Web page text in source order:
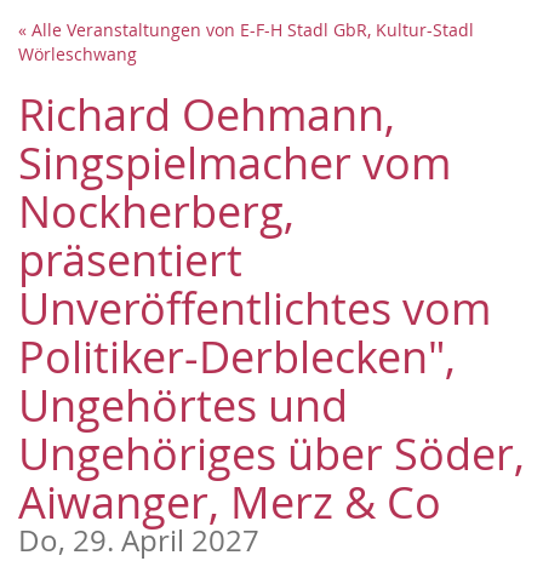
Zum
Haupt-
springen
« Alle Veranstaltungen von E-F-H Stadl GbR, Kultur-Stadl
Wörleschwang
Richard Oehmann,
Singspielmacher vom
Nockherberg,
präsentiert
Unveröffentlichtes vom
Politiker-Derblecken",
Ungehörtes und
Ungehöriges über Söder,
Aiwanger, Merz & Co
Do, 29. April 2027